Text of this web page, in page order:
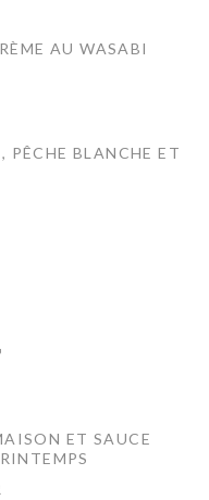
AU WASABI
PÊCHE BLANCHE ET
ET SAUCE